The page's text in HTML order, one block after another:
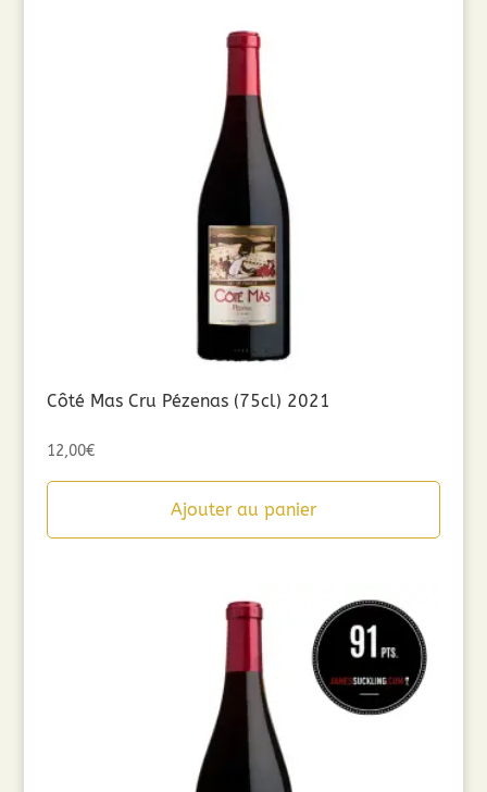
Côté Mas Cru Pézenas (75cl) 2021
12,00€
Ajouter au panier